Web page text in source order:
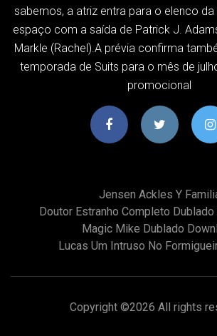
sabemos, a atriz entra para o elenco
espaço com a saída de Patrick J.
Markle (Rachel).A prévia confirma
temporada de Suits para o mês de
promocional
Jensen Ackles Y
Doutor Estranho Completo Dublado
Magic Mike Dublado
Lucas Um Intruso No
Copyright ©2026 All rights